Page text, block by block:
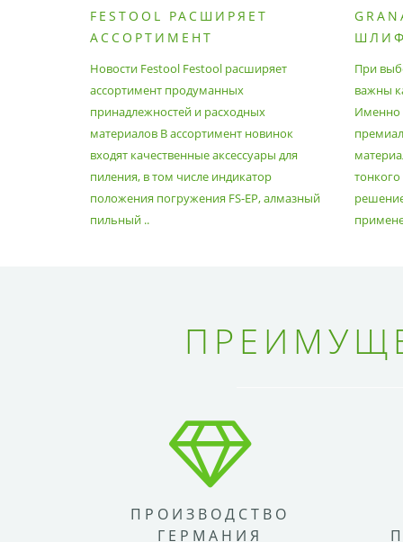
FESTOOL РАСШИРЯЕТ
АССОРТИМЕНТ
ПРИНАДЛЕЖНОСТЕЙ И
РАСХОДНЫХ МАТЕРИАЛОВ
Новости Festool Festool расширяет
ассортимент продуманных
принадлежностей и расходных
материалов В ассортимент новинок
входят качественные аксессуары для
пиления, в том числе индикатор
положения погружения FS-EP, алмазный
пильный ..
При
важны
Именно
ПРОИЗВОДСТВО
ГЕРМАНИЯ